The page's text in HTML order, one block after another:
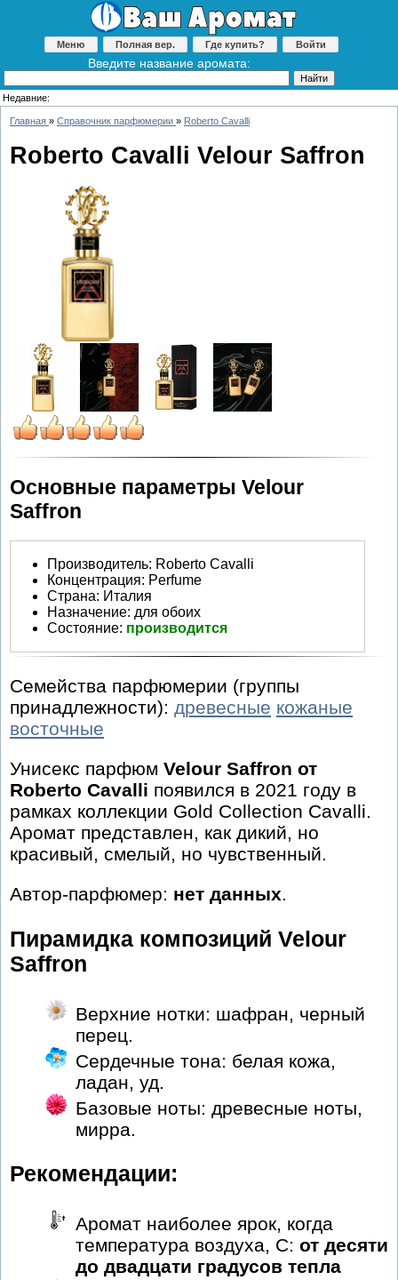
Меню Полная вер. Где купить? Войти
Введите название аромата:
Недавние:
Главная » Справочник парфюмерии » Roberto Cavalli
Roberto Cavalli Velour Saffron
Основные параметры Velour
Saffron
Производитель: Roberto Cavalli
Концентрация: Perfume
Страна: Италия
Назначение: для обоих
Состояние: производится
Семейства парфюмерии (группы
принадлежности): древесные кожаные
восточные
Унисекс парфюм Velour Saffron от
Roberto Cavalli появился в 2021 году в
рамках коллекции Gold Collection Cavalli.
Аромат представлен, как дикий, но
красивый, смелый, но чувственный.
Автор-парфюмер: нет данных.
Пирамидка композиций Velour
Saffron
Верхние нотки: шафран, черный
перец.
Сердечные тона: белая кожа,
ладан, уд.
Базовые ноты: древесные ноты,
мирра.
Рекомендации:
Аромат наиболее ярок, когда
температура воздуха, С: от десяти
до двадцати градусов тепла